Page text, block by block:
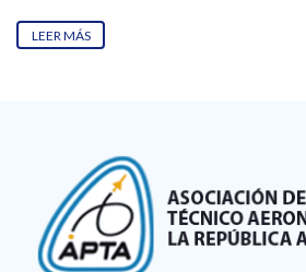
LEER MÁS